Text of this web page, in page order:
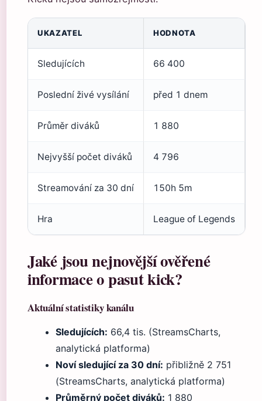
UKAZATEL HODNOTA
Sledujících 66 400
Poslední živé vysílání před 1 dnem
Průměr diváků 1 880
Nejvyšší počet diváků 4 796
Streamování za 30 dní 150h 5m
Hra League of Legends
Jaké jsou nejnovější ověřené
informace o pasut kick?
Aktuální statistiky kanálu
Sledujících: 66,4 tis. (StreamsCharts,
analytická platforma)
Noví sledující za 30 dní: přibližně 2 751
(StreamsCharts, analytická platforma)
Průměrný počet diváků: 1 880